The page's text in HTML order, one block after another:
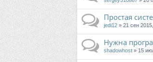
Простая
jedi12 » 21 сен
Нужна
shadowhost » 15